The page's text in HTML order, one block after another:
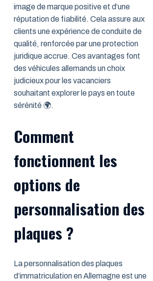
image de marque positive et d’une
réputation de fiabilité. Cela assure aux
clients une expérience de conduite de
qualité, renforcée par une protection
juridique accrue. Ces avantages font
des véhicules allemands un choix
judicieux pour les vacanciers
souhaitant explorer le pays en toute
sérénité 🌍.
Comment
fonctionnent les
options de
personnalisation des
plaques ?
La personnalisation des plaques
d’immatriculation en Allemagne est une